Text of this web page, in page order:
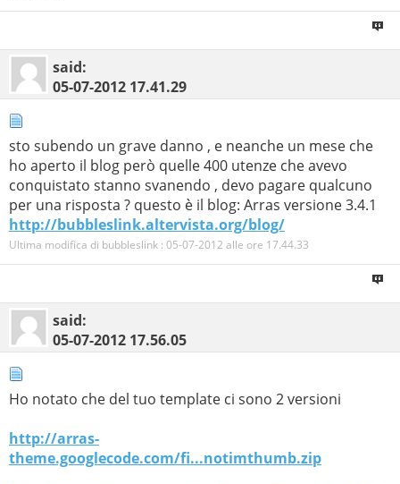
said:
05-07-2012 17.41.29
sto subendo un grave danno , e neanche un mese che
ho aperto il blog però quelle 400 utenze che avevo
conquistato stanno svanendo , devo pagare qualcuno
per una risposta ? questo è il blog: Arras versione 3.4.1
http://bubbleslink.altervista.org/blog/
Ultima modifica di bubbleslink : 05-07-2012 alle ore 17.44.33
said:
05-07-2012 17.56.05
Ho notato che del tuo template ci sono 2 versioni
http://arras-
theme.googlecode.com/fi...notimthumb.zip